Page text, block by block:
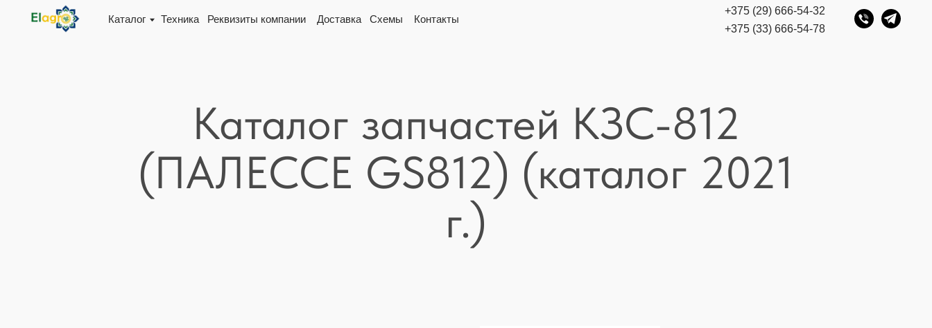
Каталог Реквизиты компании
Техника Доставка Контакты
Схемы
+375 (29) 666-54-32
+375 (33) 666-54-78
Каталог запчастей KЗС-812
(ПАЛЕССЕ GS812) (каталог 2021
г.)